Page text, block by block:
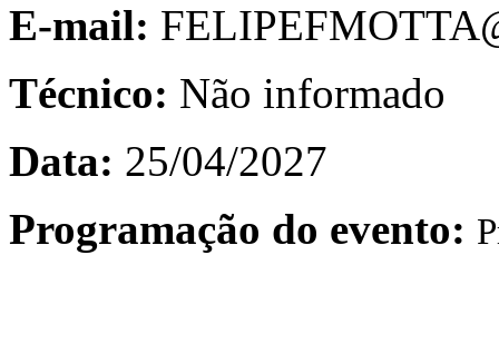
E-mail:
Técnico: Não informado
Data: 25/04/2027
Programação do evento: